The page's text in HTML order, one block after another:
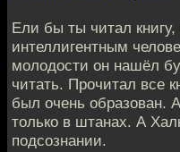
Ели бы ты читал
интеллигентным
молодости он нашёл
читать. Прочитал все
был очень образован.
только в штанах. А
подсознании.